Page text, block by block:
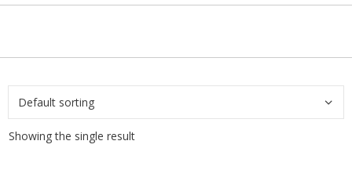
Showing the single result